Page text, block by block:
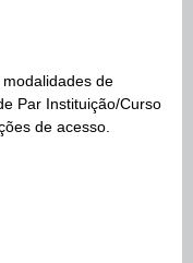
de
Par Instituição/Curso
de acesso.